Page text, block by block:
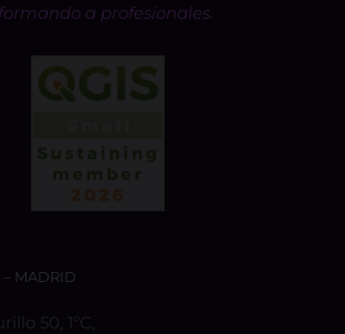
a profesionales.
– MADRID
50, 1ºC,